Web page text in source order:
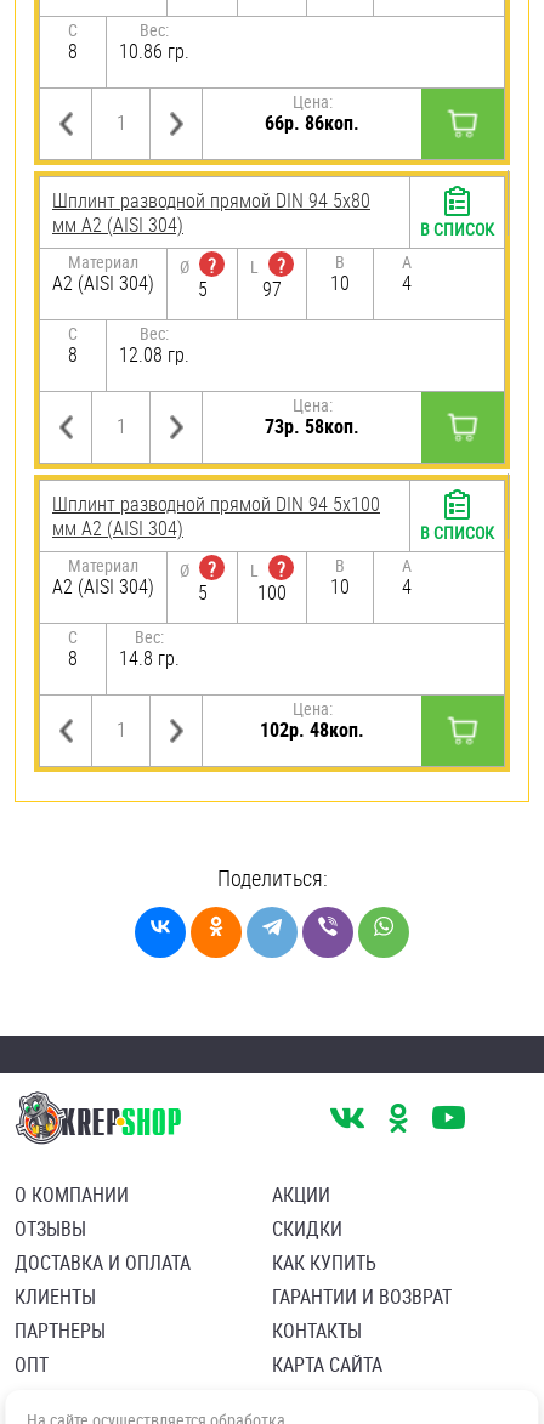
C
8
Вес:
10.86 гр.
Цена:
66р. 86коп.
Шплинт разводной прямой DIN 94 5х80
мм А2 (AISI 304)
Материал
А2 (AISI 304)
Ø
?
5
L
?
97
B
10
A
4
C
8
Вес:
12.08 гр.
Цена:
73р. 58коп.
В СПИСОК
Шплинт разводной прямой DIN 94 5х100
мм А2 (AISI 304)
Материал
А2 (AISI 304)
Ø
?
5
L
?
100
B
10
A
4
C
8
Вес:
14.8 гр.
Цена:
102р. 48коп.
В СПИСОК
Поделиться:
О КОМПАНИИ
ОТЗЫВЫ
ДОСТАВКА И ОПЛАТА
КЛИЕНТЫ
ПАРТНЕРЫ
ОПТ
АКЦИИ
СКИДКИ
КАК КУПИТЬ
ГАРАНТИИ И ВОЗВРАТ
КОНТАКТЫ
КАРТА САЙТА
Политика в отношении обработки персональных данных